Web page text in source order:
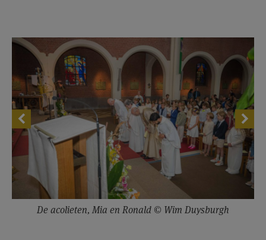
De acolieten, Mia en Ronald © Wim Duysburgh